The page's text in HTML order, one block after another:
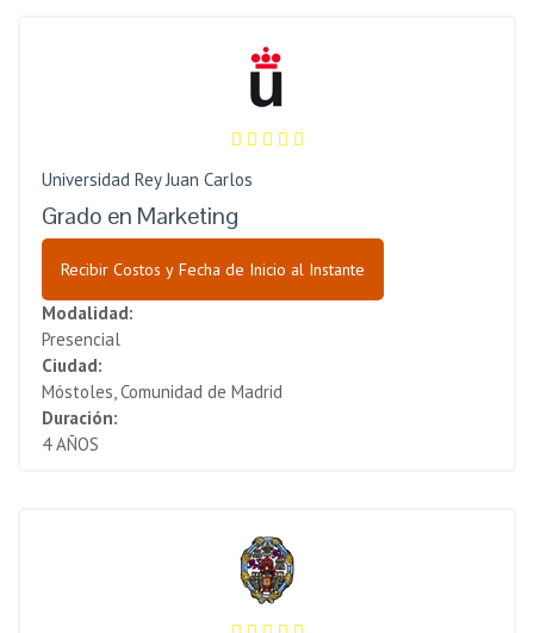
Universidad Rey Juan Carlos
Grado en Marketing
Recibir Costos y Fecha de Inicio al Instante
Modalidad:
Presencial
Ciudad:
Móstoles, Comunidad de Madrid
Duración:
4 AÑOS